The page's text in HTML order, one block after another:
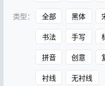
类型： 全部 黑体
书法 手写
拼音 创意
衬线 无衬线